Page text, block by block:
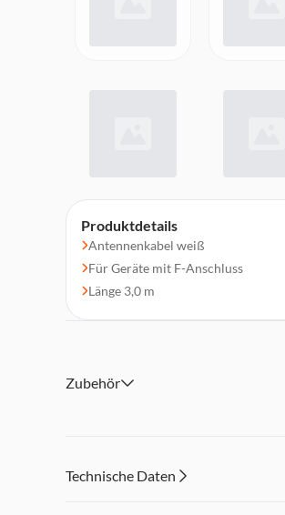
Produktdetails
Antennenkabel weiß
Für Geräte mit F-Anschluss
Länge 3,0 m
Zubehör
Technische Daten